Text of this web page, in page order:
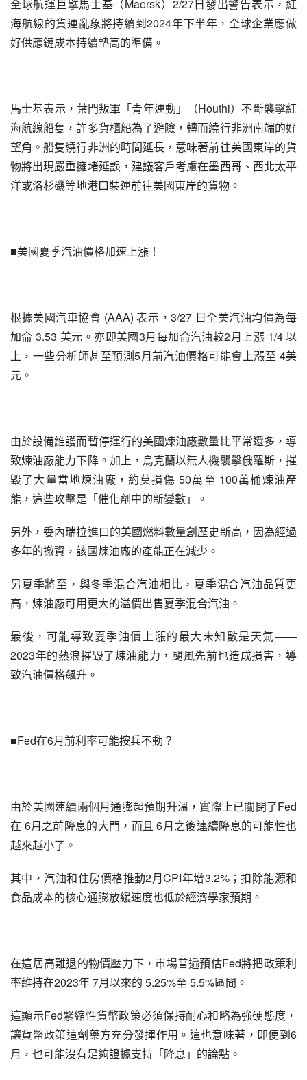
全球航運巨擘馬士基（Maersk）2/27日發出警告表示，紅
海航線的貨運亂象將持續到2024年下半年，全球企業應做
好供應鏈成本持續墊高的準備。
馬士基表示，葉門叛軍「青年運動」（Houthi）不斷襲擊紅
海航線船隻，許多貨櫃船為了避險，轉而繞行非洲南端的好
望角。船隻繞行非洲的時間延長，意味著前往美國東岸的貨
物將出現嚴重擁堵延誤，建議客戶考慮在墨西哥、西北太平
洋或洛杉磯等地港口裝運前往美國東岸的貨物。
■美國夏季汽油價格加速上漲！
根據美國汽車協會 (AAA) 表示，3/27 日全美汽油均價為每
加侖 3.53 美元。亦即美國3月每加侖汽油較2月上漲 1/4 以
上，一些分析師甚至預測5月前汽油價格可能會上漲至 4美
元。
由於設備維護而暫停運行的美國煉油廠數量比平常還多，導
致煉油廠能力下降。加上，烏克蘭以無人機襲擊俄羅斯，摧
毀了大量當地煉油廠，約莫損傷 50萬至 100萬桶煉油產
能，這些攻擊是「催化劑中的新變數」。
另外，委內瑞拉進口的美國燃料數量創歷史新高，因為經過
多年的撤資，該國煉油廠的產能正在減少。
另夏季將至，與冬季混合汽油相比，夏季混合汽油品質更
高，煉油廠可用更大的溢價出售夏季混合汽油。
最後，可能導致夏季油價上漲的最大未知數是天氣——
2023年的熱浪摧毀了煉油能力，颶風先前也造成損害，導
致汽油價格飆升。
■Fed在6月前利率可能按兵不動？
由於美國連續兩個月通膨超預期升溫，實際上已關閉了Fed
在 6月之前降息的大門，而且 6月之後連續降息的可能性也
越來越小了。
其中，汽油和住房價格推動2月CPI年增3.2%；扣除能源和
食品成本的核心通膨放緩速度也低於經濟學家預期。
在這居高難退的物價壓力下，市場普遍預估Fed將把政策利
率維持在2023年 7月以來的 5.25%至 5.5%區間。
這顯示Fed緊縮性貨幣政策必須保持耐心和略為強硬態度，
讓貨幣政策這劑藥方充分發揮作用。這也意味著，即便到6
月，也可能沒有足夠證據支持「降息」的論點。